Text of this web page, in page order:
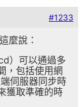
#1233
麼說：
）可以通過多
，包括使用網
伺服器同步時
獲取準確的時